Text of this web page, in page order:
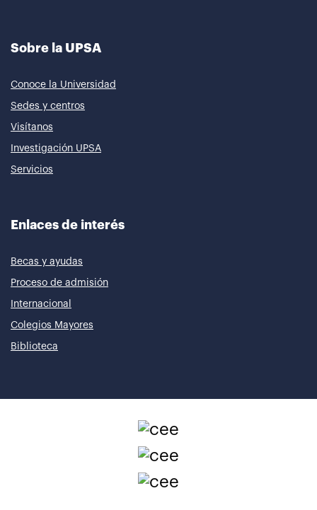
Sobre la UPSA
Conoce la Universidad
Sedes y centros
Visítanos
Investigación UPSA
Servicios
Enlaces de interés
Becas y ayudas
Proceso de admisión
Internacional
Colegios Mayores
Biblioteca